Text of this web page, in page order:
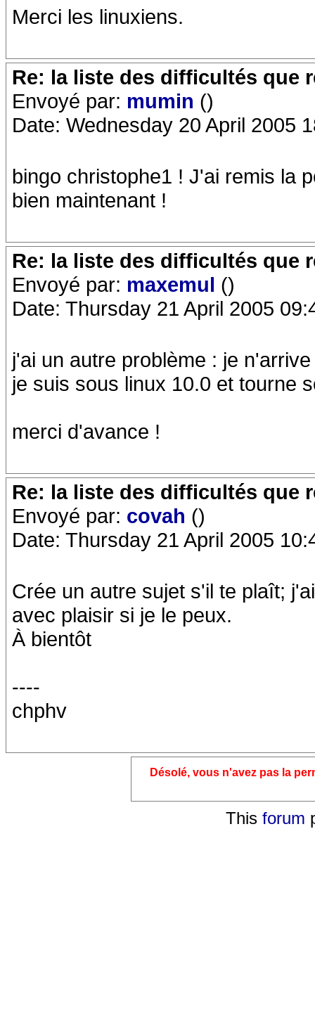
Merci les linuxiens.
Re: la liste des difficultés que
Envoyé par: mumin ()
Date: Wednesday 20 April 2005
bingo christophe1 ! J'ai remis la
bien maintenant !
Re: la liste des difficultés que
Envoyé par: maxemul ()
Date: Thursday 21 April 2005
j'ai un autre problème : je
je suis sous linux 10.0 et tourne
merci d'avance !
Re: la liste des difficultés que
Envoyé par: covah ()
Date: Thursday 21 April 2005
Crée un autre sujet s'il te plaît;
avec plaisir si je le peux.
À bientôt
----
chphv
Désolé, vous n'avez pas la
This forum